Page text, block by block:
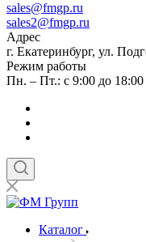
sales@fmgp.ru
sales2@fmgp.ru
Адрес
г. Екатеринбург, ул.
Режим работы
Пн. – Пт.: с 9:00 до 18:00
Каталог